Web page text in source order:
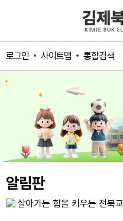
로그인 사이트맵 통합검색
알림판